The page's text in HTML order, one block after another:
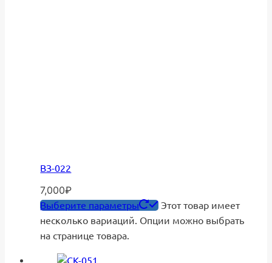
ВЗ-022
7,000₽
Выберите параметры
Этот товар имеет
несколько вариаций. Опции можно выбрать
на странице товара.